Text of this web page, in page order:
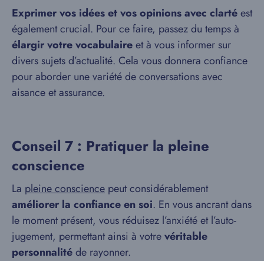
Exprimer vos idées et vos opinions avec clartéest
également crucial. Pour ce faire, passez du temps à
élargir votre vocabulaireet à vous informer sur
divers sujets d’actualité. Cela vous donnera confiance
pour aborder une variété de conversations avec
aisance et assurance.
Conseil 7 : Pratiquer la pleine
conscience
La pleine conscience peut considérablement
améliorer la confiance en soi. En vous ancrant dans
le moment présent, vous réduisez l’anxiété et l’auto-
jugement, permettant ainsi à votrevéritable
personnalitéde rayonner.